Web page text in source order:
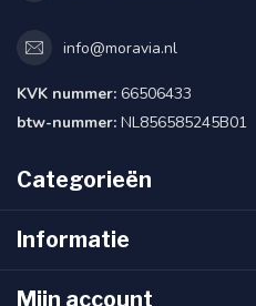
info@moravia.nl
KVK nummer: 66506433
btw-nummer: NL856585245B01
Categorieën
Informatie
Mijn account